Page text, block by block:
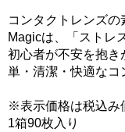
コンタクトレンズ
Magicは、「ストレ
初心者が不安を抱き
単・清潔・快適なコ
※表示価格は税込み
1箱90枚入り